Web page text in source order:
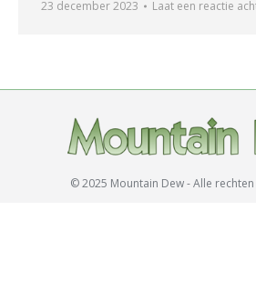
23 december 2023
Laat een reactie
© 2025 Mountain Dew - Alle